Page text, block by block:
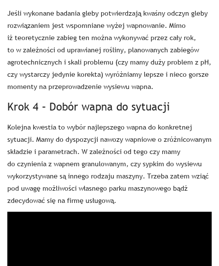
Jeśli wykonane badania gleby potwierdzają kwaśny odczyn gleby
rozwiązaniem jest wspomniane wyżej wapnowanie. Mimo
iż teoretycznie zabieg ten można wykonywać przez cały rok,
to w zależności od uprawianej rośliny, planowanych zabiegów
agrotechnicznych i skali problemu (czy mamy duży problem z pH,
czy wystarczy jedynie korekta) wyróżniamy lepsze i nieco gorsze
momenty na przeprowadzenie wysiewu wapna.
Krok 4 – Dobór wapna do sytuacji
Kolejna kwestia to wybór najlepszego wapna do konkretnej
sytuacji. Mamy do dyspozycji nawozy wapniowe o zróżnicowanym
składzie i parametrach. W zależności od tego czy mamy
do czynienia z wapnem granulowanym, czy sypkim do wysiewu
wykorzystywane są innego rodzaju maszyny. Trzeba zatem wziąć
pod uwagę możliwości własnego parku maszynowego bądź
zdecydować się na firmę usługową.